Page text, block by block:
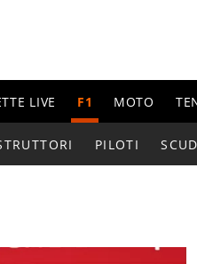
LIVE F1 MOTO
PILOTI